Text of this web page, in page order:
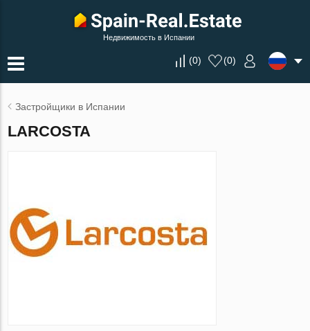
Недвижимость в Испании
(0) (0)
Застройщики в Испании
LARCOSTA